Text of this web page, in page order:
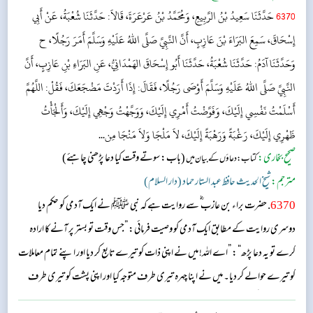
6370حَدَّثَنَا سَعِيدُ بْنُ الرَّبِيعِ، وَمُحَمَّدُ بْنُ عَرْعَرَةَ، قَالاَ: حَدَّثَنَا شُعْبَةُ، عَنْ أَبِي
إِسْحَاقَ، سَمِعَ البَرَاءَ بْنَ عَازِبٍ، أَنَّ النَّبِيَّ صَلَّى اللهُ عَلَيْهِ وَسَلَّمَ أَمَرَ رَجُلًا، ح
وَحَدَّثَنَا آدَمُ: حَدَّثَنَا شُعْبَةُ، حَدَّثَنَا أَبُو إِسْحَاقَ الهَمْدَانِيُّ، عَنِ البَرَاءِ بْنِ عَازِبٍ، أَنَّ
النَّبِيَّ صَلَّى اللهُ عَلَيْهِ وَسَلَّمَ أَوْصَى رَجُلًا، فَقَالَ: إِذَا أَرَدْتَ مَضْجَعَكَ، فَقُلْ: اللَّهُمَّ
أَسْلَمْتُ نَفْسِي إِلَيْكَ، وَفَوَّضْتُ أَمْرِي إِلَيْكَ، وَوَجَّهْتُ وَجْهِي إِلَيْكَ، وَأَلْجَأْتُ
ظَهْرِي إِلَيْكَ، رَغْبَةً وَرَهْبَةً إِلَيْكَ، لاَ مَلْجَا وَلاَ مَنْجَا مِن...
صحیح بخاری:کتاب: دعاؤں کے بیان میں(باب: سوتے وقت کیا دعا پڑھنی چاہئے)
مترجم:شیخ الحدیث حافظ عبد الستار حماد (دار السلام)
6370. حضرت براء بن عازب ؓ سے روایت ہے کہ نبی ﷺ نے ایک آدمی کو حکم دیا
دوسری روایت کے مطابق ایک آدمی کو وصیت فرمائی: ”جس وقت تو بستر پر آنے کا ارادہ
کرے تو یہ دعا پڑھ“: ”اے اللہ! میں نے اپنی ذات کو تیرے تابع کر دیا اور اپنے تمام معاملات
کو تیرے حوالے کر دیا۔ میں نے اپنا چہرہ تیری طرف متوجہ کیا اور اپنی پشت کو تیری طرف
جھکا دیا ثواب کی امید رکھتے ہوئے اور تیرے عذاب سے ڈرتے ہوئے۔ تیرے سوا نہ کوئی پناہ